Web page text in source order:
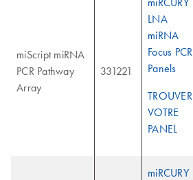
miScript miRNA
PCR Pathway
Array
331221
LNA
miRNA
Focus PCR
Panels
TROUVER
VOTRE
PANEL
miRCURY